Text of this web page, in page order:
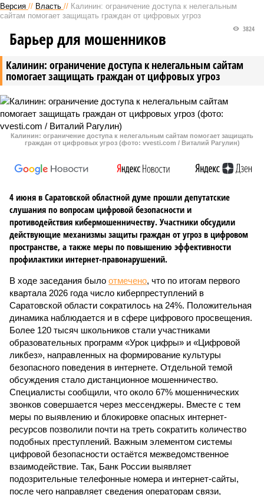
Версия // Власть // Калинин: ограничение доступа к нелегальным
сайтам помогает защищать граждан от цифровых угроз
Калинин: ограничение доступа к нелегальным сайтам
помогает защищать граждан от цифровых угроз
3824
Барьер для мошенников
Калинин: ограничение доступа к нелегальным сайтам помогает защищать
граждан от цифровых угроз (фото: vvesti.com / Виталий Рагулин)
4 июня в Саратовской областной думе прошли депутатские
слушания по вопросам цифровой безопасности и
противодействия кибермошенничеству. Участники обсудили
действующие механизмы защиты граждан от угроз в цифровом
пространстве, а также меры по повышению эффективности
профилактики интернет-правонарушений.
В ходе заседания было отмечено, что по итогам первого
квартала 2026 года число киберпреступлений в
Саратовской области сократилось на 24%. Положительная
динамика наблюдается и в сфере цифрового просвещения.
Более 120 тысяч школьников стали участниками
образовательных программ «Урок цифры» и «Цифровой
ликбез», направленных на формирование культуры
безопасного поведения в интернете. Отдельной темой
обсуждения стало дистанционное мошенничество.
Специалисты сообщили, что около 67% мошеннических
звонков совершается через мессенджеры. Вместе с тем
меры по выявлению и блокировке опасных интернет-
ресурсов позволили почти на треть сократить количество
подобных преступлений. Важным элементом системы
цифровой безопасности остаётся межведомственное
взаимодействие. Так, Банк России выявляет
подозрительные телефонные номера и интернет-сайты,
после чего направляет сведения операторам связи,